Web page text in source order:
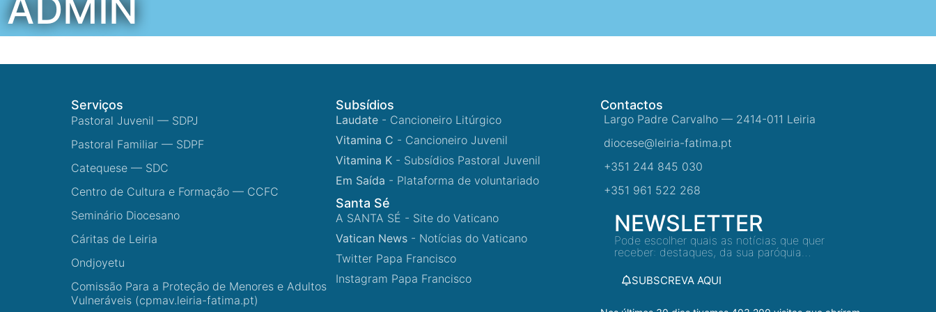
ADMIN
Serviços
Pastoral Juvenil — SDPJ
Pastoral Familiar — SDPF
Catequese — SDC
Centro de Cultura e Formação — CCFC
Seminário Diocesano
Cáritas de Leiria
Ondjoyetu
Comissão Para a Proteção de Menores e Adultos
Vulneráveis (cpmav.leiria-fatima.pt)
Subsídios
Laudate - Cancioneiro Litúrgico
Vitamina C - Cancioneiro Juvenil
Vitamina K - Subsídios Pastoral Juvenil
Em Saída - Plataforma de voluntariado
Santa Sé
A SANTA SÉ - Site do Vaticano
Vatican News - Notícias do Vaticano
Twitter Papa Francisco
Instagram Papa Francisco
Contactos
Largo Padre Carvalho — 2414-011 Leiria
diocese@leiria-fatima.pt
+351 244 845 030
+351 961 522 268
NEWSLETTER
Pode escolher quais as notícias que quer
receber: destaques, da sua paróquia…
SUBSCREVA AQUI